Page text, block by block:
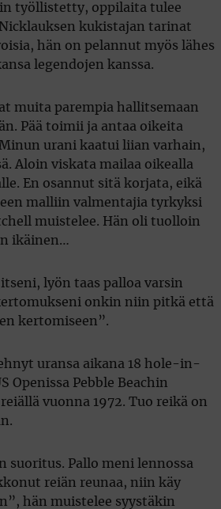
työllistetty, oppilaita tulee
kukistajan tarinat
hän on pelannut myös lähes
legendojen kanssa.
muita parempia hallitsemaan
Pää toimii ja antaa oikeita
urani kaatui liian varhain,
Aloin viskata mailaa oikealla
En osannut sitä korjata, eikä
malliin valmentajia tyrkyksi
muistelee. Hän oli tuolloin
ikäinen…
lyön taas palloa varsin
onkin niin pitkä että
kertomiseen”.
uransa aikana 18 hole-in-
Openissa Pebble Beachin
vuonna 1972. Tuo reikä on
suoritus. Pallo meni lennossa
reiän reunaa, niin käy
hän muistelee syystäkin